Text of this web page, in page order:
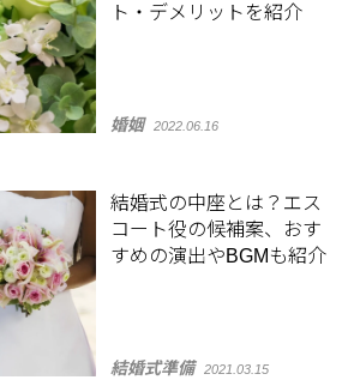
ト・デメリットを紹介
婚姻 2022.06.16
結婚式の中座とは？エス
コート役の候補案、おす
すめの演出やBGMも紹介
結婚式準備 2021.03.15